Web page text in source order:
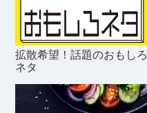
拡散希望！話題のおもしろ
ネタ